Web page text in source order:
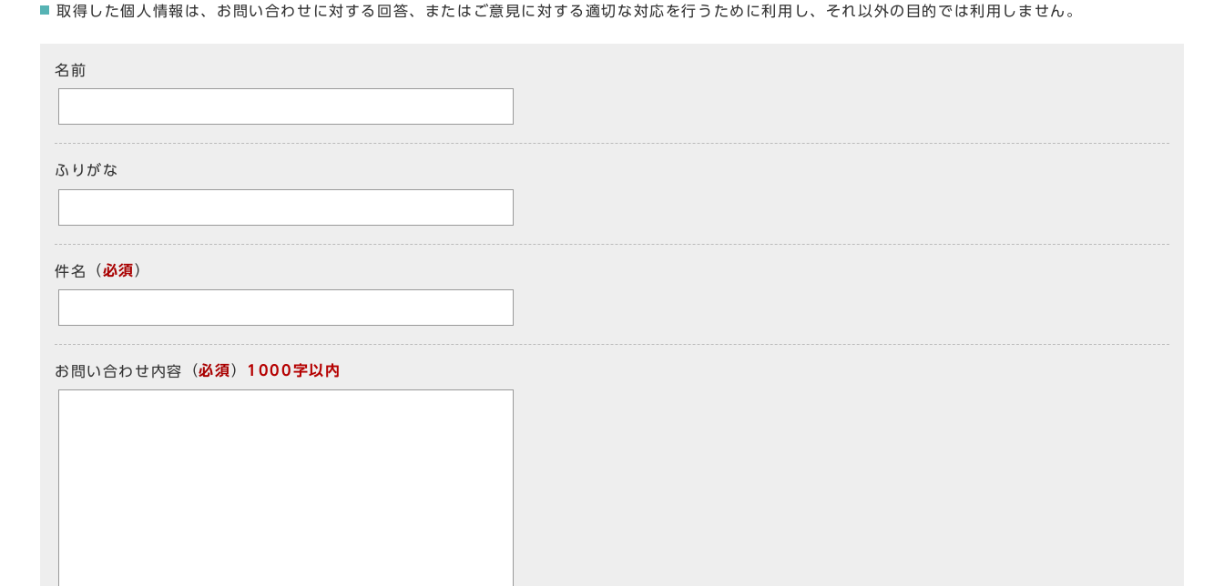
取得した個人情報は、お問い合わせに対する回答、またはご意見に対する適切な対応を行うために利用し、それ以外の目的では利用しません。
名前
ふりがな
件名 （必須）
お問い合わせ内容 （必須） 1000字以内